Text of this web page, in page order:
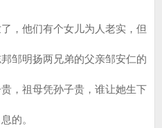
他们有个女儿为人老实，但
邹明扬两兄弟的父亲邹安仁的
，祖母凭孙子贵，谁让她生下
的。